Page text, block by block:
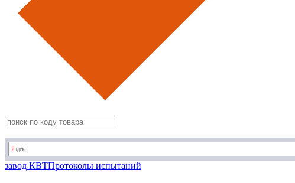
завод КВТПротоколы испытаний